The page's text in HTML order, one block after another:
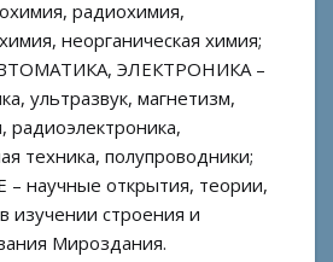
радиохимия,
неорганическая химия;
ЭЛЕКТРОНИКА –
ультразвук, магнетизм,
радиоэлектроника,
техника, полупроводники;
научные открытия, теории,
изучении строения и
Мироздания.